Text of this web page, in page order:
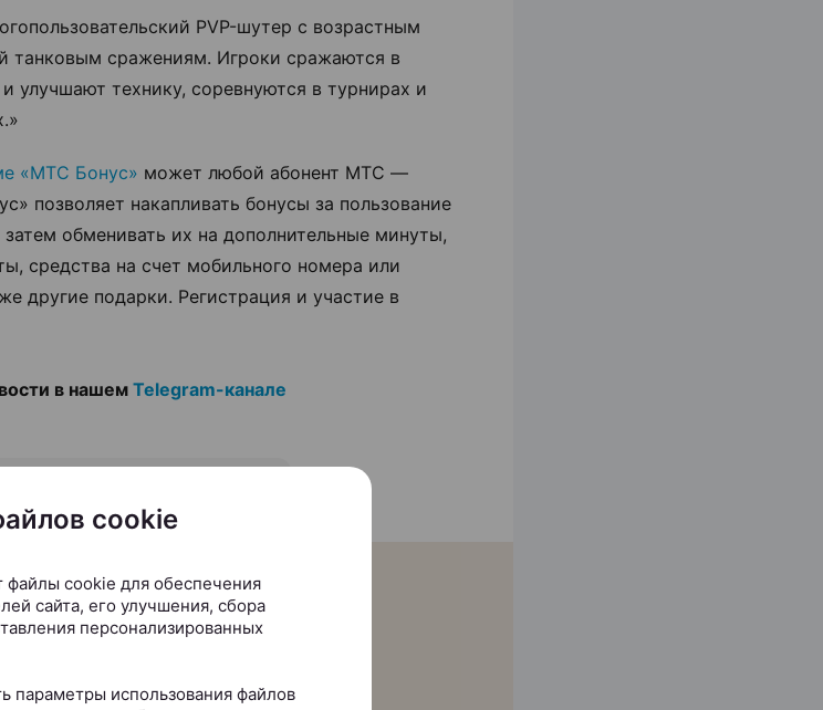
PVP-шутер с возрастным
танковым сражениям. Игроки сражаются в
улучшают технику, соревнуются в турнирах и
«МТС Бонус» может любой абонент МТС —
позволяет накапливать бонусы за пользование
обменивать их на дополнительные минуты,
средства на счет мобильного номера или
другие подарки. Регистрация и участие в
в нашем Telegram-канале
РЕКЛАМА НА САЙТЕ
cookie
файлы cookie для обеспечения
сайта, его улучшения, сбора
персонализированных
параметры использования файлов